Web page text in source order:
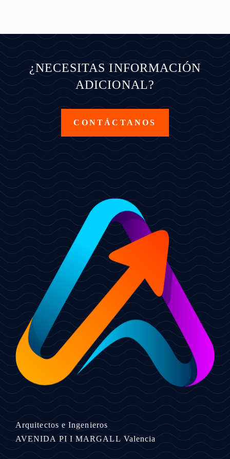
¿NECESITAS INFORMACIÓN
ADICIONAL?
CONTÁCTANOS
Arquitectos e Ingenieros
AVENIDA PI I MARGALL Valencia